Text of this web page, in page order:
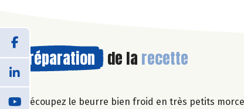
Préparation de la recette
Découpez le beurre bien froid en très petits